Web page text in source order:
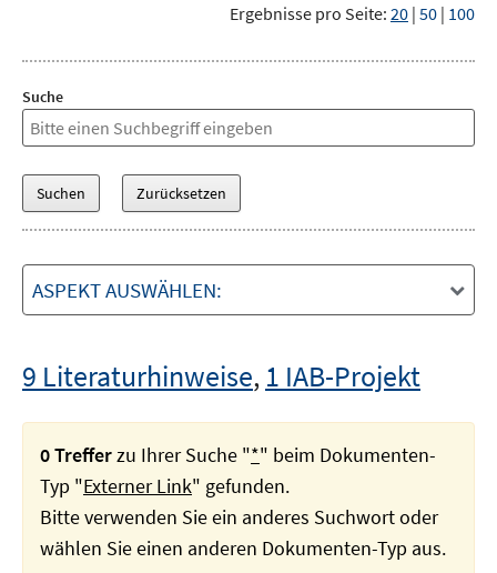
Ergebnisse pro Seite: 20 | 50 | 100
Suche
ASPEKT AUSWÄHLEN:
9 Literaturhinweise, 1 IAB-Projekt
0 Trefferzu Ihrer Suche "*" beim Dokumenten-
Typ "Externer Link" gefunden.
Bitte verwenden Sie ein anderes Suchwort oder
wählen Sie einen anderen Dokumenten-Typ aus.